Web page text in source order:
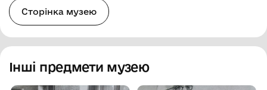
Сторінка музею
Інші предмети музею